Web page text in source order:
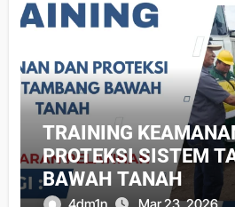
TRAINING
PROTEKSI SISTEM
BAWAH TANAH
4dm1n Mar 23, 2026